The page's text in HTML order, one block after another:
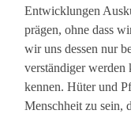
Entwicklungen
prägen, ohne dass
wir uns dessen nur
verständiger
kennen. Hüter und
Menschheit zu sein,